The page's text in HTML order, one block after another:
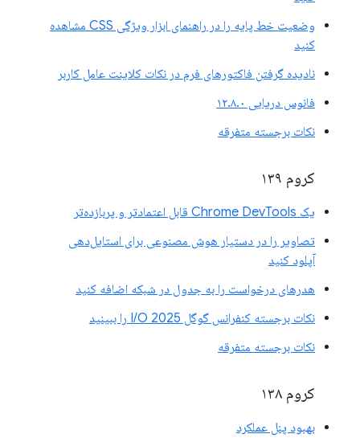
وضعیت خط پایه را در راهنمای ابزار ویژگی CSS مشاهده
کنید
نادیده گرفتن فاکتورهای فرم در نکات کلاینت عامل کاربر
فانوس دریایی ۱۲.۸.۰
نکات برجسته متفرقه
کروم ۱۳۹
یک Chrome DevTools قابل اعتمادتر و پربازده‌تر
تصاویر را در دستیار هوش مصنوعی برای استایل‌دهی
آپلود کنید
هدرهای درخواست را به جدول در شبکه اضافه کنید
نکات برجسته کنفرانس گوگل I/O 2025 را ببینید
نکات برجسته متفرقه
کروم ۱۳۸
بهبود پنل عملکرد